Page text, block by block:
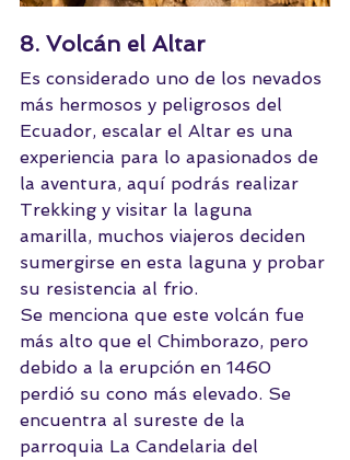
8. Volcán el Altar
Es considerado uno de los nevados
más hermosos y peligrosos del
Ecuador, escalar el Altar es una
experiencia para lo apasionados de
la aventura, aquí podrás realizar
Trekking y visitar la laguna
amarilla, muchos viajeros deciden
sumergirse en esta laguna y probar
su resistencia al frio.
Se menciona que este volcán fue
más alto que el Chimborazo, pero
debido a la erupción en 1460
perdió su cono más elevado. Se
encuentra al sureste de la
parroquia La Candelaria del